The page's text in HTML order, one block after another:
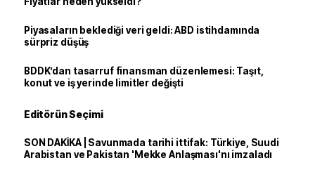
Piyasaların beklediği veri geldi: ABD istihdamında
sürpriz düşüş
BDDK’dan tasarruf finansman düzenlemesi: Taşıt,
konut ve iş yerinde limitler değişti
Editörün Seçimi
SON DAKİKA | Savunmada tarihi ittifak: Türkiye, Suudi
Arabistan ve Pakistan 'Mekke Anlaşması'nı imzaladı